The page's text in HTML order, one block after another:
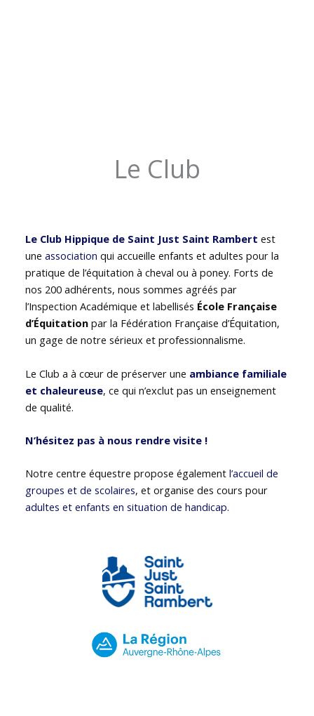
Le Club
Le Club Hippique de Saint Just Saint Rambert est
uneassociation qui accueille enfants et adultes pour la
pratique de l’équitation à cheval ou à poney. Forts de
nos 200 adhérents, nous sommes agréés par
l’Inspection Académique et labellisés École Française
d’Équitation par la Fédération Française d’Équitation,
un gage de notre sérieux et professionnalisme.
Le Club a à cœur de préserver une ambiance familiale
et chaleureuse, ce qui n’exclut pas un enseignement
de qualité.
N’hésitez pas à nous rendre visite !
Notre centre équestre propose égalementl’accueil de
groupes et de scolaires, et organise des cours pour
adultes et enfants en situation de handicap.